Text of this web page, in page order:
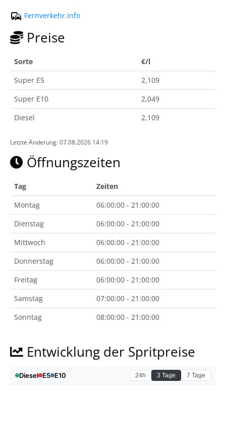
Fernverkehr.info
Preise
Sorte
€/l
Super E5
2,109
Super E10
2,049
Diesel
2,109
Letzte Änderung: 07.08.2026 14:19
Öffnungszeiten
Tag
Zeiten
Montag
06:00:00 - 21:00:00
Dienstag
06:00:00 - 21:00:00
Mittwoch
06:00:00 - 21:00:00
Donnerstag
06:00:00 - 21:00:00
Freitag
06:00:00 - 21:00:00
Samstag
07:00:00 - 21:00:00
Sonntag
08:00:00 - 21:00:00
Entwicklung der Spritpreise